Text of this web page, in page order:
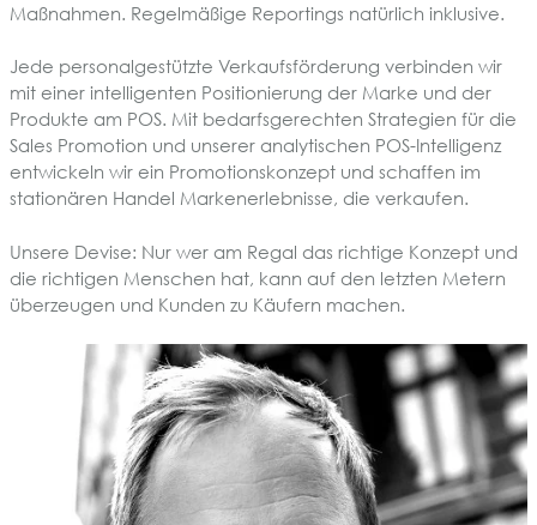
Maßnahmen. Regelmäßige Reportings natürlich inklusive.
Jede personalgestützte Verkaufsförderung verbinden wir
mit einer intelligenten Positionierung der Marke und der
Produkte am POS. Mit bedarfsgerechten Strategien für die
Sales Promotion und unserer analytischen POS-Intelligenz
entwickeln wir ein Promotionskonzept und schaffen im
stationären Handel Markenerlebnisse, die verkaufen.
Unsere Devise: Nur wer am Regal das richtige Konzept und
die richtigen Menschen hat, kann auf den letzten Metern
überzeugen und Kunden zu Käufern machen.